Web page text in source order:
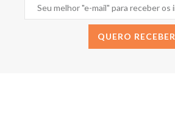
QUERO RECEBER